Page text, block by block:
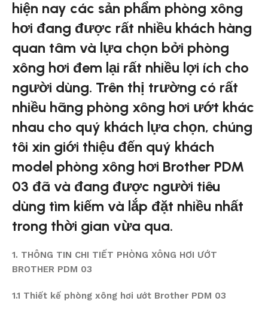
hiện nay các sản phẩm phòng xông
hơi đang được rất nhiều khách hàng
quan tâm và lựa chọn bởi phòng
xông hơi đem lại rất nhiều lợi ích cho
người dùng. Trên thị trường có rất
nhiều hãng phòng xông hơi ướt khác
nhau cho quý khách lựa chọn, chúng
tôi xin giới thiệu đến quý khách
model phòng xông hơi Brother PDM
03 đã và đang được người tiêu
dùng tìm kiếm và lắp đặt nhiều nhất
trong thời gian vừa qua.
1. THÔNG TIN CHI TIẾT PHÒNG XÔNG HƠI ƯỚT
BROTHER PDM 03
1.1 Thiết kế phòng xông hơi ướt Brother PDM 03